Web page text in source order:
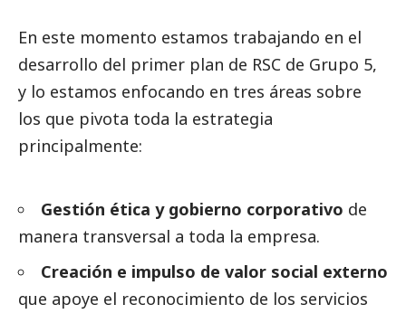
En este momento estamos trabajando en el
desarrollo del primer plan de RSC de Grupo 5,
y lo estamos enfocando en tres áreas sobre
los que pivota toda la estrategia
principalmente:
Gestión ética y gobierno corporativo de
manera transversal a toda la empresa.
Creación e impulso de valor social externo
que apoye el reconocimiento de los servicios